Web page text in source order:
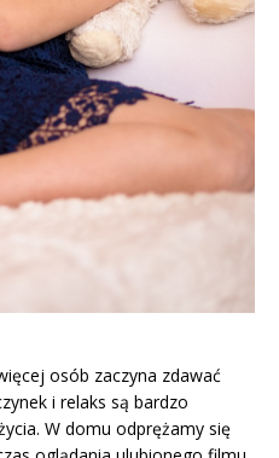
osób zaczyna zdawać
i relaks są bardzo
W domu odprężamy się